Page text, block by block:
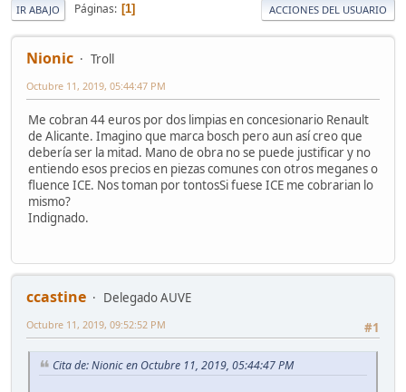
IR ABAJO Páginas 1 ACCIONES DEL USUARIO
Nionic Troll
Octubre 11, 2019, 05:44:47 PM
Me cobran 44 euros por dos limpias en concesionario Renault
de Alicante. Imagino que marca bosch pero aun así creo que
debería ser la mitad. Mano de obra no se puede justificar y no
entiendo esos precios en piezas comunes con otros meganes o
fluence ICE. Nos toman por tontosSi fuese ICE me cobrarian lo
mismo?
Indignado.
ccastine
Delegado AUVE
#1
Octubre 11, 2019, 09:52:52 PM
Cita de: Nionic en Octubre 11, 2019, 05:44:47 PM